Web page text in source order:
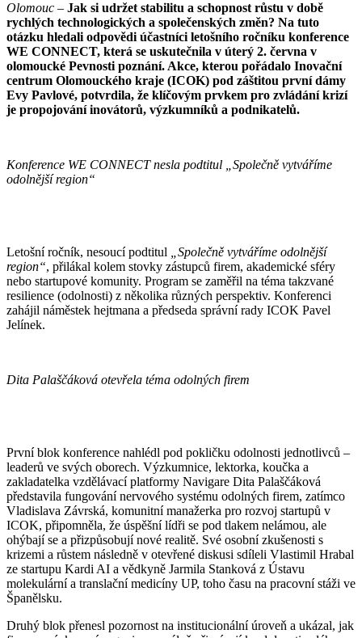
Olomouc – Jak si udržet stabilitu a schopnost růstu v době
rychlých technologických a společenských změn? Na tuto
otázku hledali odpovědi účastníci letošního ročníku konference
WE CONNECT, která se uskutečnila v úterý 2. června v
olomoucké Pevnosti poznání. Akce, kterou pořádalo Inovační
centrum Olomouckého kraje (ICOK) pod záštitou první dámy
Evy Pavlové, potvrdila, že klíčovým prvkem pro zvládání krizí
je propojování inovátorů, výzkumníků a podnikatelů.
Konference WE CONNECT nesla podtitul „Společně vytváříme
odolnější region“
Letošní ročník, nesoucí podtitul
„Společně vytváříme odolnější
region“, přilákal kolem stovky zástupců firem, akademické sféry
nebo startupové komunity. Program se zaměřil na téma takzvané
resilience (odolnosti) z několika různých perspektiv. Konferenci
zahájil náměstek hejtmana a předseda správní rady ICOK Pavel
Jelínek.
Dita Palaščáková otevřela téma odolných firem
První blok konference nahlédl pod pokličku odolnosti jednotlivců –
leaderů ve svých oborech. Výzkumnice, lektorka, koučka a
zakladatelka vzdělávací platformy Navigare Dita Palaščáková
představila fungování nervového systému odolných firem, zatímco
Vladislava Závrská, komunitní manažerka pro rozvoj startupů v
ICOK, připomněla, že úspěšní lídři se pod tlakem nelámou, ale
ohýbají se a přizpůsobují nové realitě. Své osobní zkušenosti s
krizemi a růstem následně v otevřené diskusi sdíleli Vlastimil Hrabal
ze startupu Kardi AI a vědkyně Jarmila Stanková z Ústavu
molekulární a translační medicíny UP, toho času na pracovní stáži ve
Španělsku.
Druhý blok přenesl pozornost na institucionální úroveň a ukázal, jak